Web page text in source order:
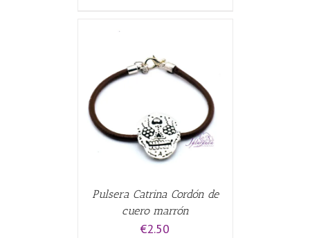
Pulsera Catrina Cordón de
cuero marrón
€2.50